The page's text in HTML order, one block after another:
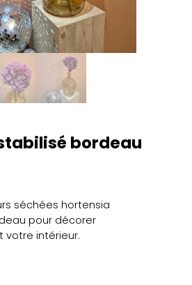
bordeau
séchées hortensia
pour décorer
votre intérieur.